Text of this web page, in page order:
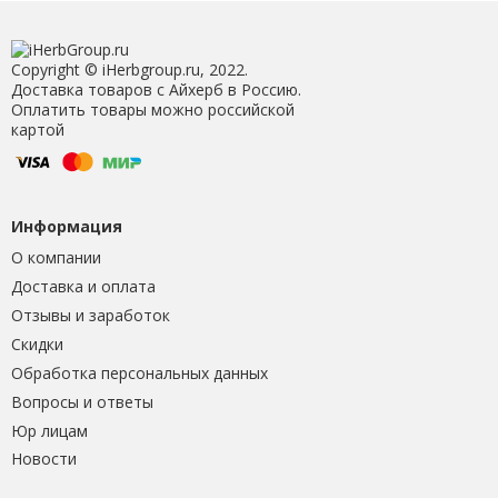
Copyright © iHerbgroup.ru, 2022.
Доставка товаров с Айхерб в Россию.
Оплатить товары можно российской
картой
Информация
О компании
Доставка и оплата
Отзывы и заработок
Скидки
Обработка персональных данных
Вопросы и ответы
Юр лицам
Новости